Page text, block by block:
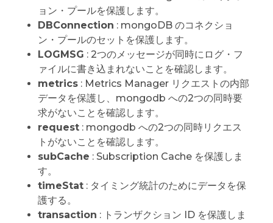
ョン・プールを保護します。
DBConnection : mongoDB のコネクショ
ン・プールのセットを保護します。
LOGMSG : 2つのメッセージが同時にログ・フ
ァイルに書き込まれないことを確認します。
metrics: Metrics Manager リクエストの内部
データを保護し、mongodb への2つの同時要
求がないことを確認します。
request: mongodb への2つの同時リクエス
トがないことを確認します。
subCache : Subscription Cache を保護しま
す。
timeStat: タイミング統計のためにデータを保
護する。
transaction : トランザクション ID を保護しま